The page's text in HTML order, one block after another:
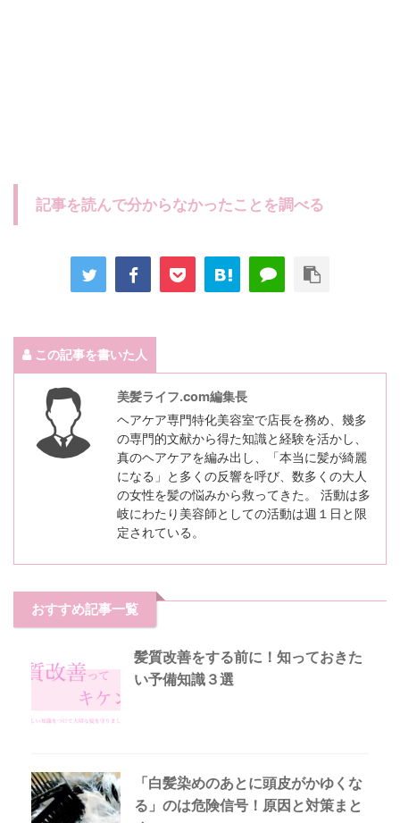
記事を読んで分からなかったことを調べる
この記事を書いた人
美髪ライフ.com編集長
ヘアケア専門特化美容室で店長を務め、幾多
の専門的文献から得た知識と経験を活かし、
真のヘアケアを編み出し、「本当に髪が綺麗
になる」と多くの反響を呼び、数多くの大人
の女性を髪の悩みから救ってきた。 活動は多
岐にわたり美容師としての活動は週１日と限
定されている。
おすすめ記事一覧
髪質改善をする前に！知っておきた
い予備知識３選
「白髪染めのあとに頭皮がかゆくな
る」のは危険信号！原因と対策まと